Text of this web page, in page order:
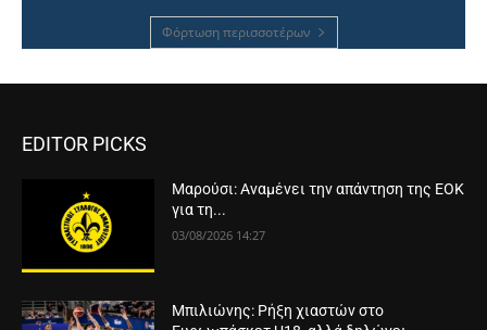
Φόρτωση περισσοτέρων
EDITOR PICKS
Μαρούσι: Αναμένει την απάντηση της ΕΟΚ
για τη...
03/08/2026 14:27
Μπιλιώνης: Ρήξη χιαστών στο